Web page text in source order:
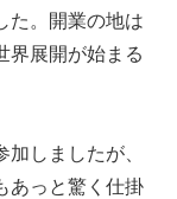
た。開業の地は
界展開が始まる
しましたが、
あっと驚く仕掛